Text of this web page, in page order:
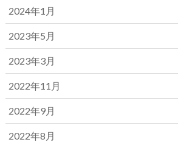
2024年1月
2023年5月
2023年3月
2022年11月
2022年9月
2022年8月